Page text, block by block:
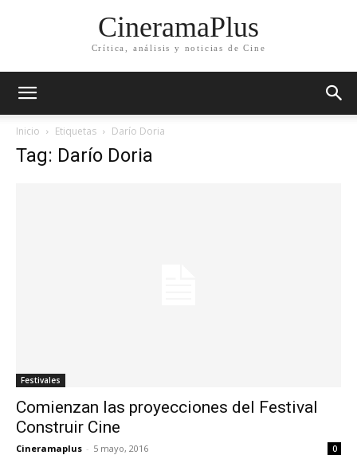
CineramaPlus
Crítica, análisis y noticias de Cine
Inicio Etiquetas Darío Doria
Tag: Darío Doria
Festivales
Comienzan las proyecciones del Festival
Construir Cine
Cineramaplus - 5 mayo, 2016 0